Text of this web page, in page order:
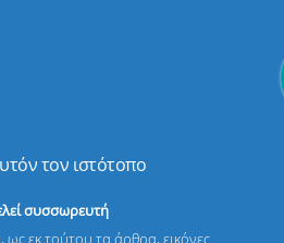
τον ιστότοπο
συσσωρευτή
ως εκ τούτου τα άρθρα, εικόνες